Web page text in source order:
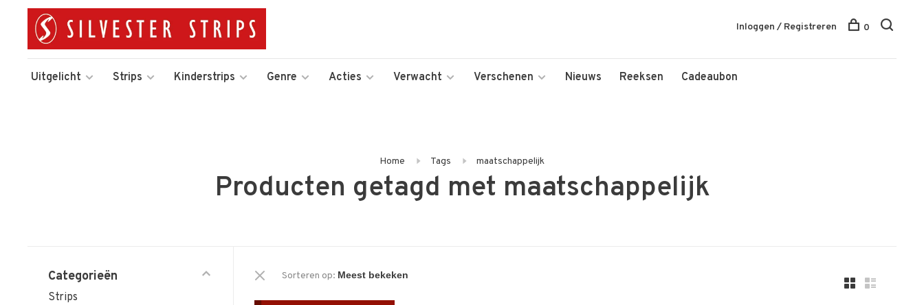
Uitgelicht Strips Kinderstrips Genre Acties Verwacht Verschenen Nieuws Reeksen Cadeaubon
Inloggen / Registreren 0
Home Tags maatschappelijk
Producten getagd met maatschappelijk
Categorieën
Strips
Sorteren op: